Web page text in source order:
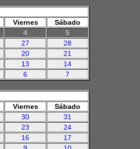
Viernes
Sábado
4
5
27
28
20
21
13
14
6 7
Viernes
Sábado
30
31
23
24
16
17